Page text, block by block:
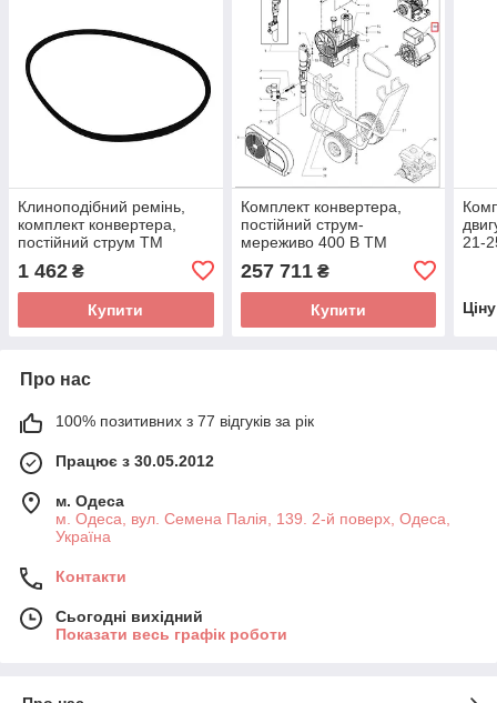
Клиноподібний ремінь,
комплект конвертера,
постійний струм TM
1 462 ₴
Купити
Комплект конвертера,
постійний струм-
мереживо 400 В TM
257 711₴
Купити
21-
Про нас
100% позитивних з 77 відгуків за рік
Працює з 30.05.2012
м. Одеса
м. Одеса, вул. Семена Палія, 139. 2-й поверх, Одеса,
Україна
Контакти
Сьогодні вихідний
Показати весь графік роботи